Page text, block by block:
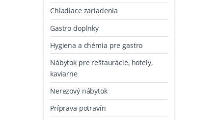
Chladiace zariadenia
Gastro doplnky
Hygiena a chémia pre gastro
Nábytok pre reštaurácie, hotely,
kaviarne
Nerezový nábytok
Príprava potravín